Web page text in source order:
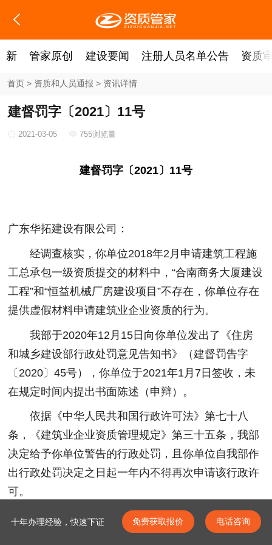
新 管家原创 建设要闻 注册人员名单公告 资质
首页> 资质和人员通报 > 资讯详情
建督罚字〔2021〕11号
2021-03-05 755浏览量
建督罚字〔2021〕11号
广东华拓建设有限公司：
经调查核实，你单位2018年2月申请建筑工程施
工总承包一级资质提交的材料中，“合南商务大厦建设
工程”和“恒益机械厂房建设项目”不存在，你单位存在
提供虚假材料申请建筑业企业资质的行为。
我部于2020年12月15日向你单位发出了《住房
和城乡建设部行政处罚意见告知书》（建督罚告字
〔2020〕45号），你单位于2021年1月7日签收，未
在规定时间内提出书面陈述（申辩）。
依据《中华人民共和国行政许可法》第七十八
条，《建筑业企业资质管理规定》第三十五条，我部
决定给予你单位警告的行政处罚，且你单位自我部作
出行政处罚决定之日起一年内不得再次申请该行政许
可。
如对本处罚决定不服，你单位可自收到本处罚决
定书之日起60日内向我部申请行政复议或6个月内向
十年办理经验，快速下证 电话咨询
免费获取报价